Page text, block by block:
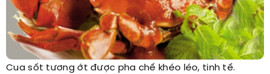
Cua sốt tương ớt được pha chế khéo léo, tinh tế.